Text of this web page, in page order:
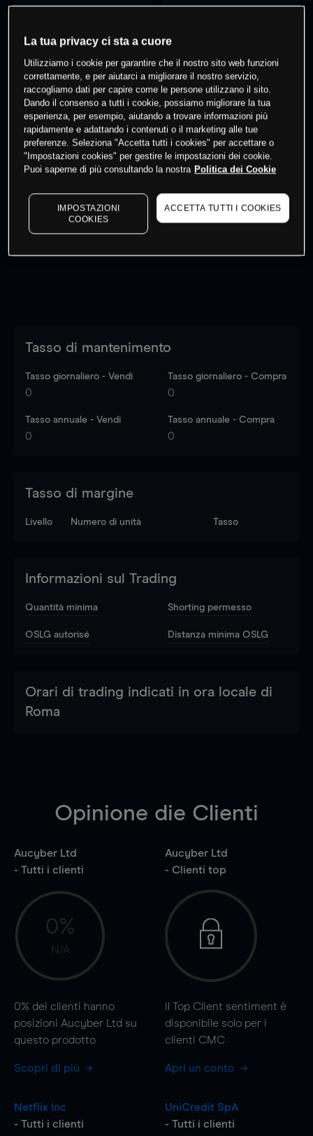
% dei clienti hanno posizioni
questo prodotto
Fai trading
I prezzi sono solo indicativi. Accediper vedere gli ultimi
dati di mercato
to see latest market data
Tasso di mantenimento
Tasso giornaliero - Vendi
0
Tasso giornaliero - Compra
0
Tasso annuale - Vendi
0
Tasso annuale - Compra
0
Tasso di margine
Livello Numero di unità Tasso
Informazioni sul Trading
Quantità minima Shorting permesso
OSLG autorisé Distanza minima OSLG
Orari di trading indicati in ora locale di
Roma
Opinione die Clienti
Aucyber Ltd
- Tutti i clienti
0%
N/A
0% dei clienti hanno
posizioni Aucyber Ltd su
questo prodotto
Scopri di più
Aucyber Ltd
- Clienti top
Il Top Client sentiment è
disponibile solo per i
clienti CMC
Apri un conto
Netflix Inc
- Tutti i clienti
UniCredit SpA
- Tutti i clienti
La tua privacy ci sta a cuore
Utilizziamo i cookie per garantire che il nostro sito web funzioni
correttamente, e per aiutarci a migliorare il nostro servizio,
raccogliamo dati per capire come le persone utilizzano il sito.
Dando il consenso a tutti i cookie, possiamo migliorare la tua
esperienza, per esempio, aiutando a trovare informazioni più
rapidamente e adattando i contenuti o il marketing alle tue
preferenze. Seleziona "Accetta tutti i cookies" per accettare o
"Impostazioni cookies" per gestire le impostazioni dei cookie.
Puoi saperne di più consultando la nostra Politica dei Cookie
IMPOSTAZIONI
COOKIES
ACCETTA TUTTI I COOKIES